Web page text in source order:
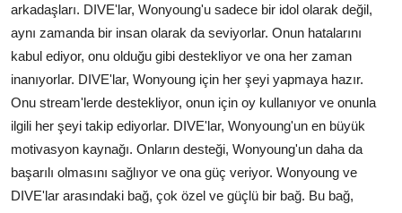
arkadaşları. DIVE'lar, Wonyoung'u sadece bir idol olarak değil,
aynı zamanda bir insan olarak da seviyorlar. Onun hatalarını
kabul ediyor, onu olduğu gibi destekliyor ve ona her zaman
inanıyorlar. DIVE'lar, Wonyoung için her şeyi yapmaya hazır.
Onu stream'lerde destekliyor, onun için oy kullanıyor ve onunla
ilgili her şeyi takip ediyorlar. DIVE'lar, Wonyoung'un en büyük
motivasyon kaynağı. Onların desteği, Wonyoung'un daha da
başarılı olmasını sağlıyor ve ona güç veriyor. Wonyoung ve
DIVE'lar arasındaki bağ, çok özel ve güçlü bir bağ. Bu bağ,